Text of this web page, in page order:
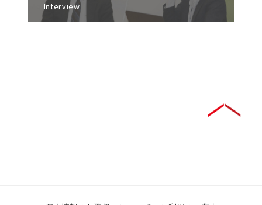
Interview